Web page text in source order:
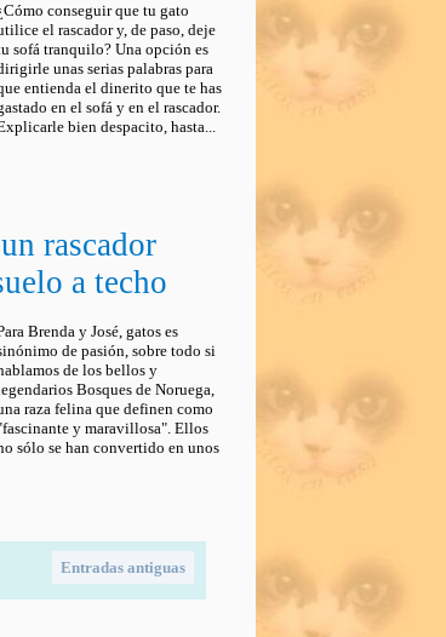
conseguir que tu gato
el rascador y, de paso, deje
sofá tranquilo? Una opción es
unas serias palabras para
entienda el dinerito que te has
en el sofá y en el rascador.
bien despacito, hasta...
rascador
a techo
Brenda y José, gatos es
de pasión, sobre todo si
de los bellos y
Bosques de Noruega,
raza felina que definen como
y maravillosa". Ellos
sólo se han convertido en unos
Entradas antiguas